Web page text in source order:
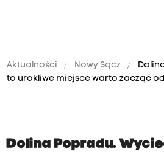
Aktualności Nowy Sącz
to urokliwe miejsce warto zacząć
Dolina Popradu.